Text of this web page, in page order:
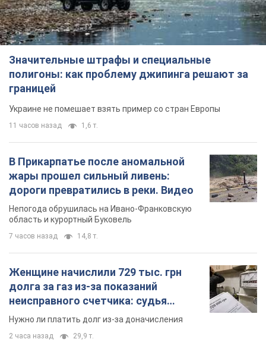
Значительные штрафы и специальные
полигоны: как проблему джипинга решают за
границей
Украине не помешает взять пример со стран Европы
11 часов назад 1,6 т.
В Прикарпатье после аномальной
жары прошел сильный ливень:
дороги превратились в реки. Видео
Непогода обрушилась на Ивано-Франковскую
область и курортный Буковель
7 часов назад 14,8 т.
Женщине начислили 729 тыс. грн
долга за газ из-за показаний
неисправного счетчика: судья
вынес неожиданное решение
Нужно ли платить долг из-за доначисления
2 часа назад 29,9 т.